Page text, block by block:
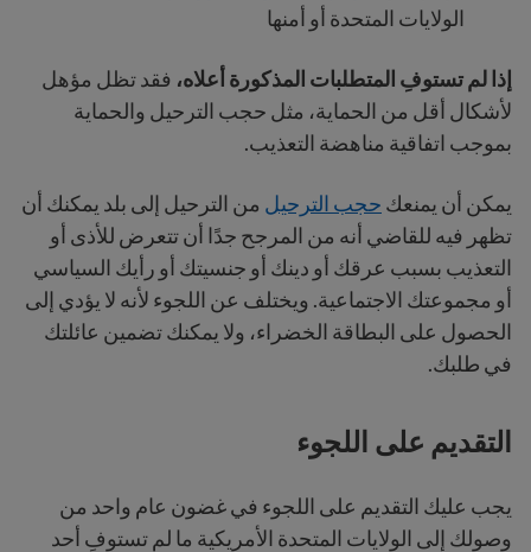
الولايات المتحدة أو أمنها
إذا لم تستوفِ المتطلبات المذكورة أعلاه، فقد تظل مؤهل
لأشكال أقل من الحماية، مثل حجب الترحيل والحماية
بموجب اتفاقية مناهضة التعذيب.
يمكن أن يمنعك حجب الترحيل من الترحيل إلى بلد يمكنك أن
تظهر فيه للقاضي أنه من المرجح جدًا أن تتعرض للأذى أو
التعذيب بسبب عرقك أو دينك أو جنسيتك أو رأيك السياسي
أو مجموعتك الاجتماعية. ويختلف عن اللجوء لأنه لا يؤدي إلى
الحصول على البطاقة الخضراء، ولا يمكنك تضمين عائلتك
في طلبك.
التقديم على اللجوء
يجب عليك التقديم على اللجوء في غضون عام واحد من
وصولك إلى الولايات المتحدة الأمريكية ما لم تستوفِ أحد